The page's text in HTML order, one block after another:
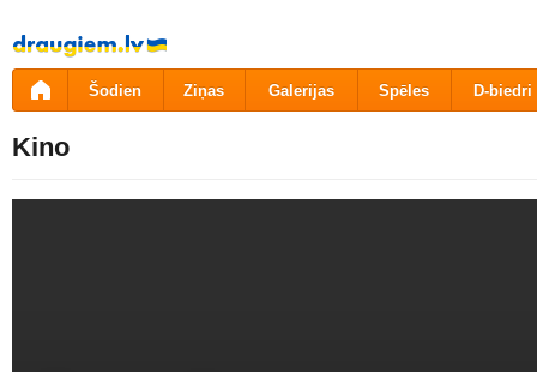
Pāriet
uz
saturu
Šodien Ziņas Galerijas Spēles D-biedri
Kino